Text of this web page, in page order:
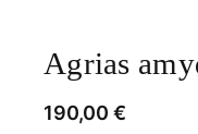
Agrias
190,00 €